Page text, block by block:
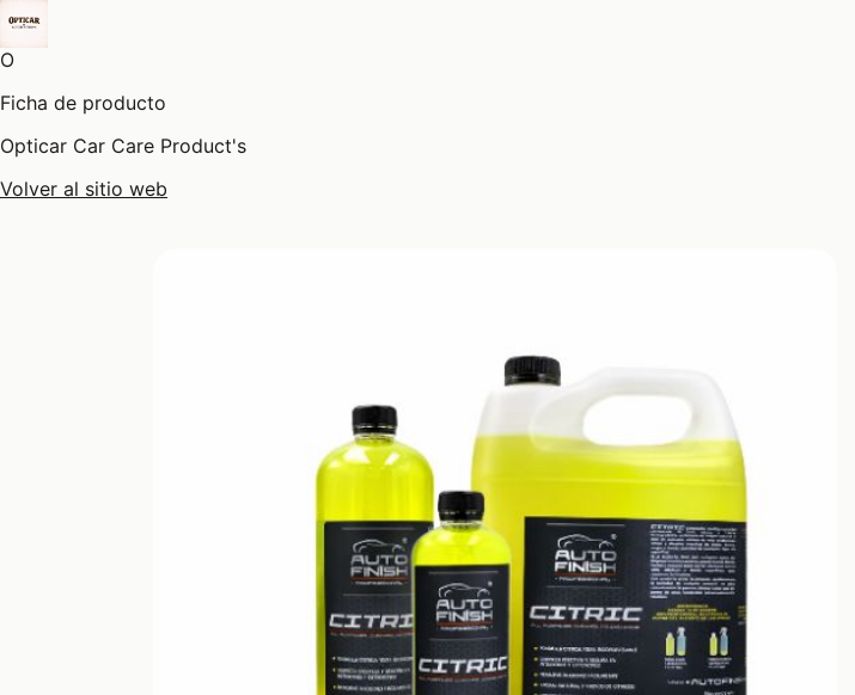
O
Ficha de producto
Opticar Car Care Product's
Volver al sitio web